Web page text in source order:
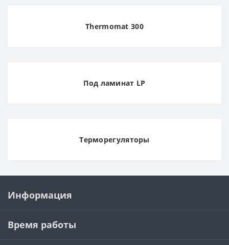
Thermomat 300
Под ламинат LP
Терморегуляторы
Информация
Время работы